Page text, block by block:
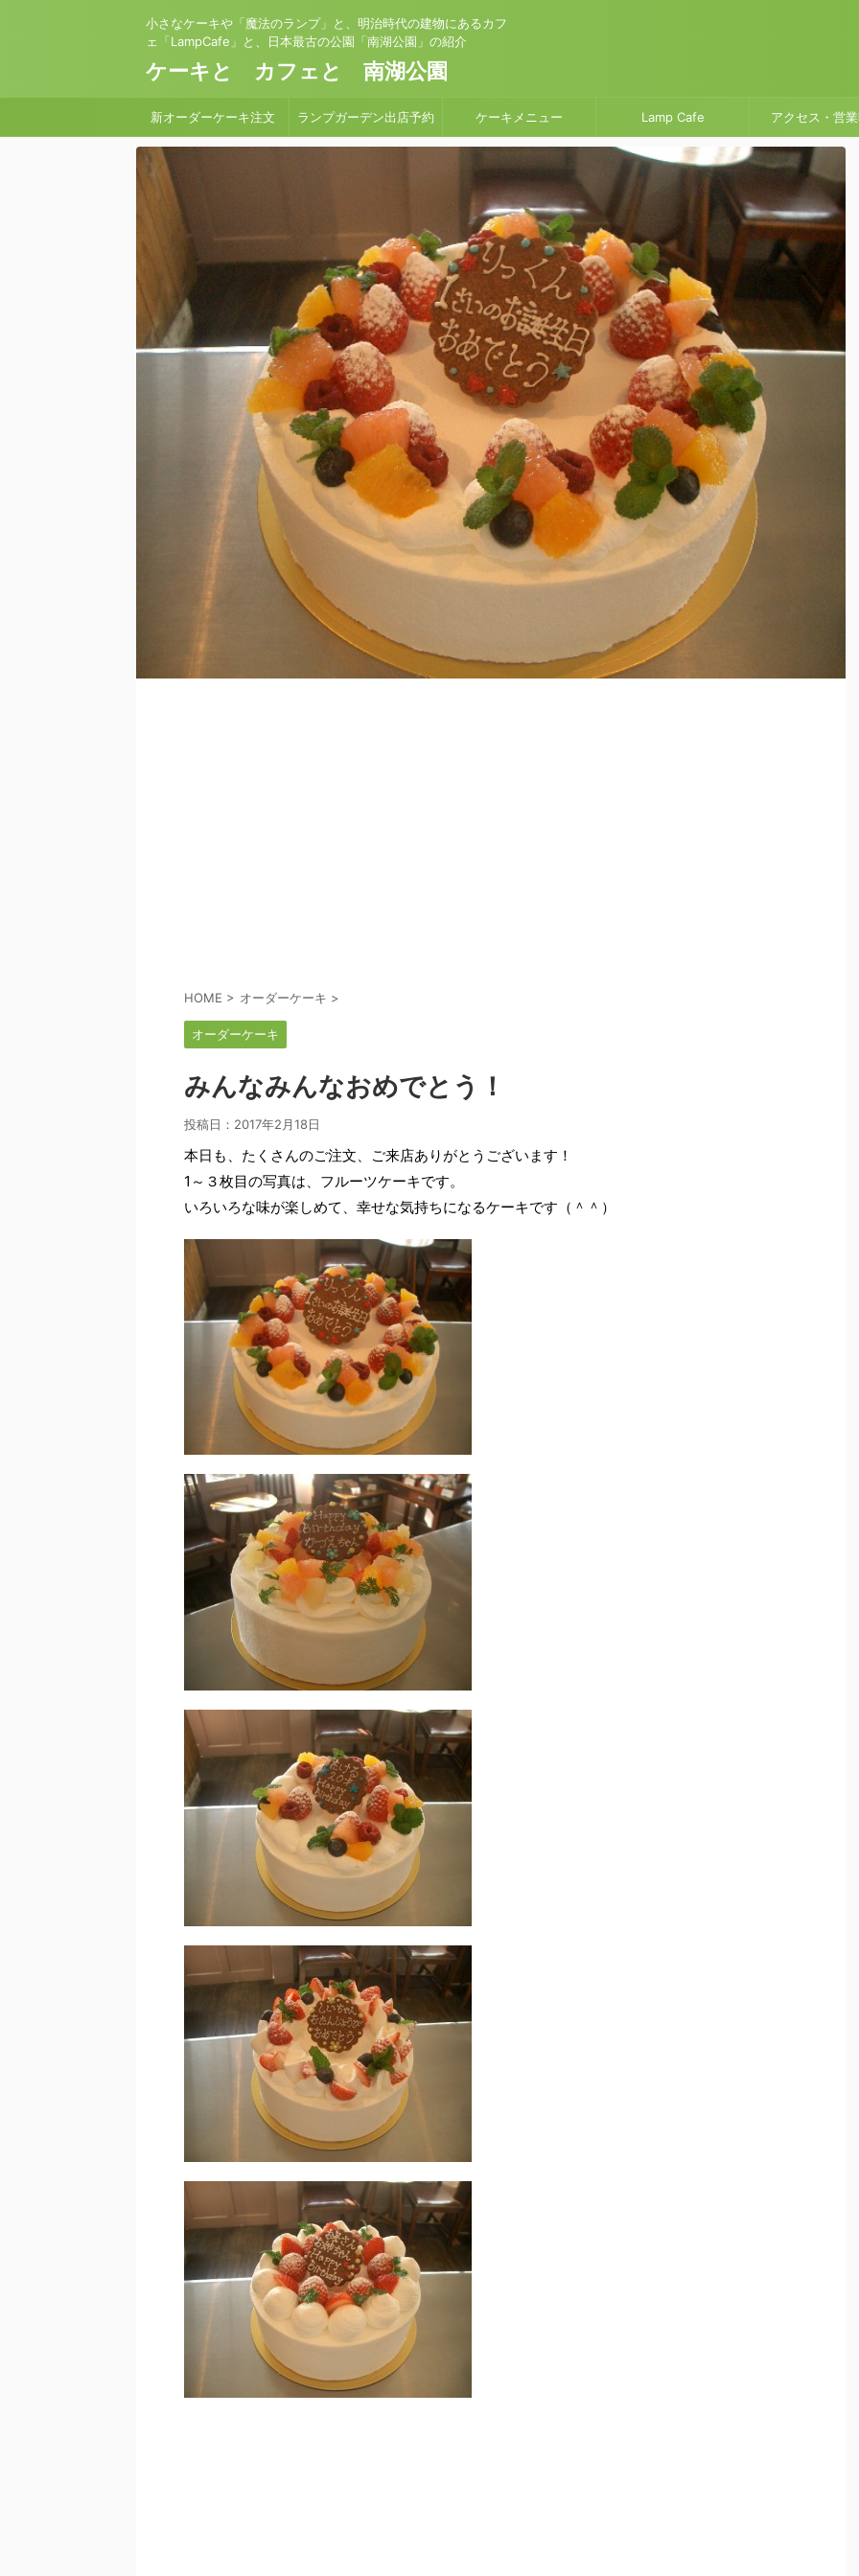
小さなケーキや「魔法のランプ」と、明治時代の建物にあるカフ
ェ「LampCafe」と、日本最古の公園「南湖公園」の紹介
ケーキと カフェと 南湖公園
新オーダーケーキ注文 ランプガーデン出店予約 ケーキメニュー Lamp Cafe アクセス・営
HOME > オーダーケーキ >
オーダーケーキ
みんなみんなおめでとう！
投稿日： 2017年2月18日
本日も、たくさんのご注文、ご来店ありがとうございます！
1～３枚目の写真は、フルーツケーキです。
いろいろな味が楽しめて、幸せな気持ちになるケーキです（＾＾）